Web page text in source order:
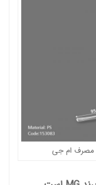
مصرف ام جی